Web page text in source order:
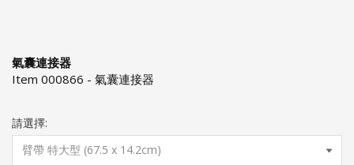
氣囊連接器
Item 000866 - 氣囊連接器
請選擇: